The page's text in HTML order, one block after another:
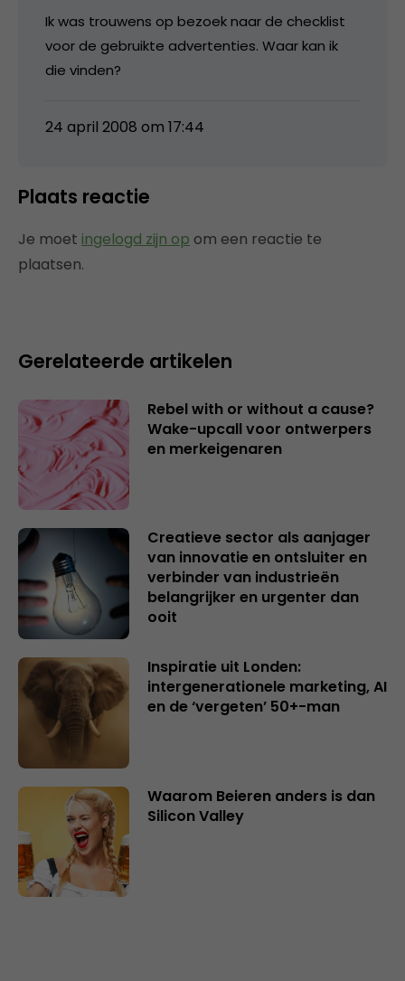
Ik was trouwens op bezoek naar de checklist
voor de gebruikte advertenties. Waar kan ik
die vinden?
24 april 2008 om 17:44
Plaats reactie
Je moet ingelogd zijn op om een reactie te
plaatsen.
Gerelateerde artikelen
Rebel with or without a cause?
Wake-upcall voor ontwerpers
en merkeigenaren
Creatieve sector als aanjager
van innovatie en ontsluiter en
verbinder van industrieën
belangrijker en urgenter dan
ooit
Inspiratie uit Londen:
intergenerationele marketing, AI
en de ‘vergeten’ 50+-man
Waarom Beieren anders is dan
Silicon Valley